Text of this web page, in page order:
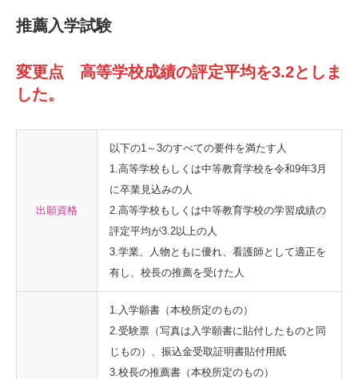
推薦入学試験
変更点 高等学校成績の評定平均を3.2としま
した。
出願資格
以下の1～3のすべての要件を満たす人
1.高等学校もしくは中等教育学校を令和9年3月
に卒業見込みの人
2.高等学校もしくは中等教育学校の学習成績の
評定平均が3.2以上の人
3.学業、人物ともに優れ、看護師として適正を
有し、校長の推薦を受けた人
1.入学願書（本校所定のもの）
2.受験票（写真は入学願書に貼付したものと同
じもの）、振込金受取証明書貼付用紙
3.校長の推薦書（本校所定のもの）